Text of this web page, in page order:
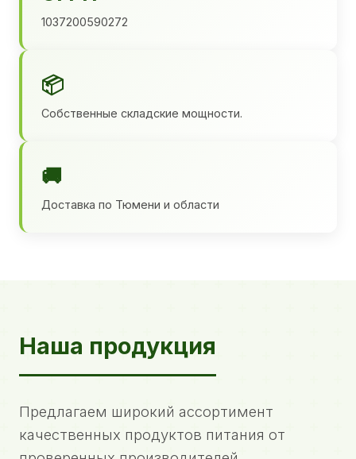
1037200590272
📦
Собственные складские мощности.
🚚
Доставка по Тюмени и области
Наша продукция
Предлагаем широкий ассортимент
качественных продуктов питания от